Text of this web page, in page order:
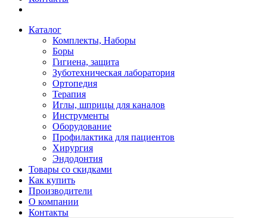
Каталог
Комплекты, Наборы
Боры
Гигиена, защита
Зуботехническая лаборатория
Ортопедия
Терапия
Иглы, шприцы для каналов
Инструменты
Оборудование
Профилактика для пациентов
Хирургия
Эндодонтия
Товары со скидками
Как купить
Производители
О компании
Контакты